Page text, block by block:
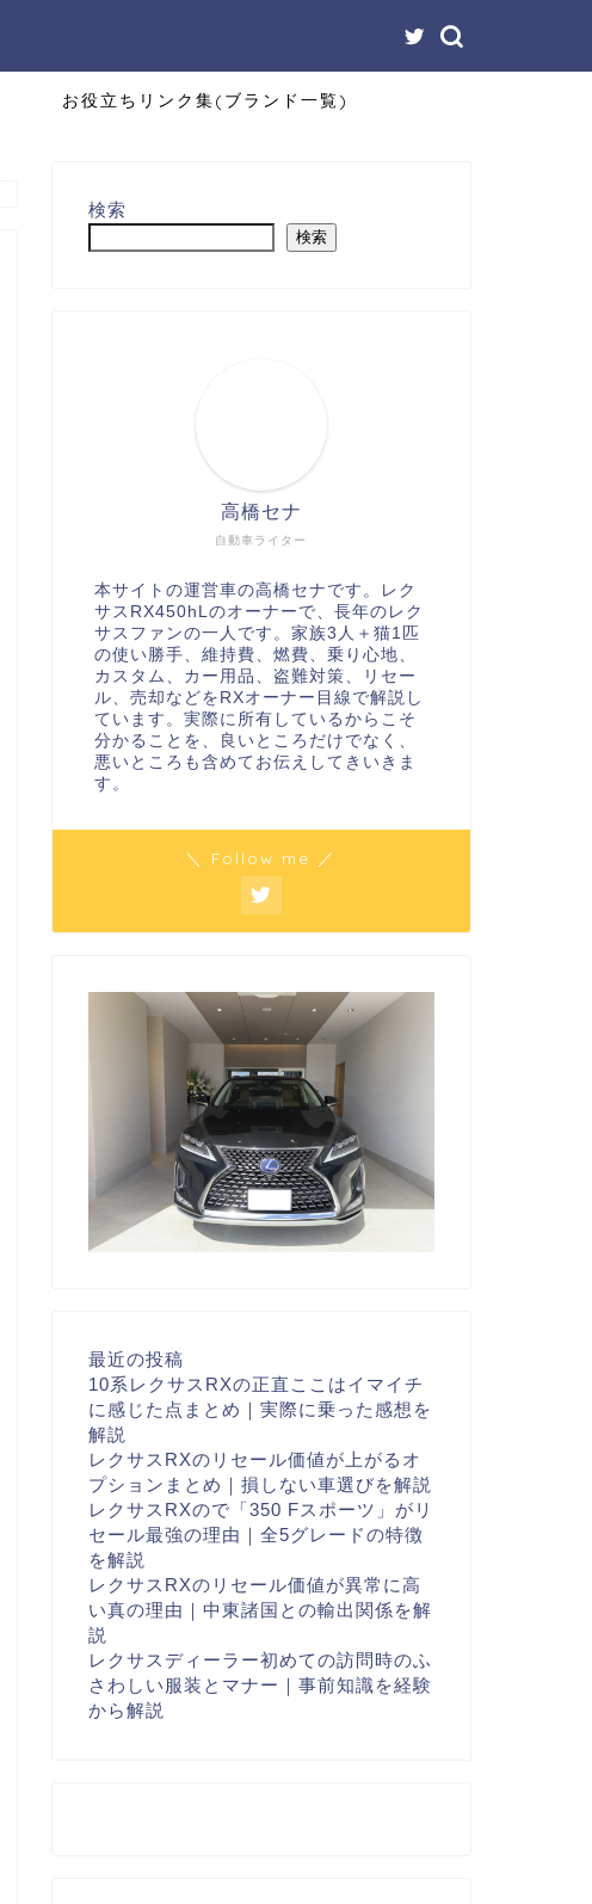
お役立ちリンク集(ブランド一覧)
検索
検索
自動車ライター
高橋セナ
本サイトの運営車の高橋セナです。レク
サスRX450hLのオーナーで、長年のレク
サスファンの一人です。家族3人＋猫1匹
の使い勝手、維持費、燃費、乗り心地、
カスタム、カー用品、盗難対策、リセー
ル、売却などをRXオーナー目線で解説し
ています。実際に所有しているからこそ
分かることを、良いところだけでなく、
悪いところも含めてお伝えしてきいきま
す。
＼ Follow me ／
最近の投稿
10系レクサスRXの正直ここはイマイチ
に感じた点まとめ｜実際に乗った感想を
解説
レクサスRXのリセール価値が上がるオ
プションまとめ｜損しない車選びを解説
レクサスRXので「350 Fスポーツ」がリ
セール最強の理由｜全5グレードの特徴
を解説
レクサスRXのリセール価値が異常に高
い真の理由｜中東諸国との輸出関係を解
説
レクサスディーラー初めての訪問時のふ
さわしい服装とマナー｜事前知識を経験
から解説